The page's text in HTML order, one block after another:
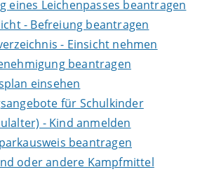
eines Leichenpasses beantragen
- Befreiung beantragen
- Einsicht nehmen
beantragen
einsehen
für Schulkinder
- Kind anmelden
beantragen
oder andere Kampfmittel